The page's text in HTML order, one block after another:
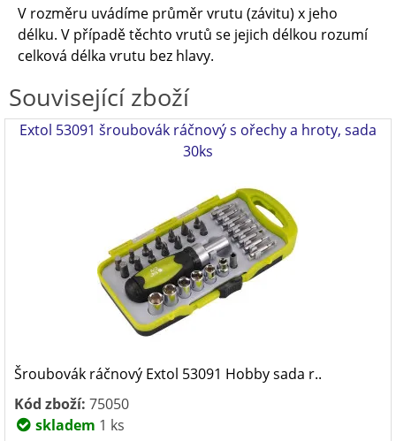
V rozměru uvádíme průměr vrutu (závitu) x jeho
délku. V případě těchto vrutů se jejich délkou rozumí
celková délka vrutu bez hlavy.
Související zboží
Extol 53091 šroubovák ráčnový s ořechy a hroty, sada
30ks
Šroubovák ráčnový Extol 53091 Hobby sada r..
Kód zboží: 75050
skladem 1 ks